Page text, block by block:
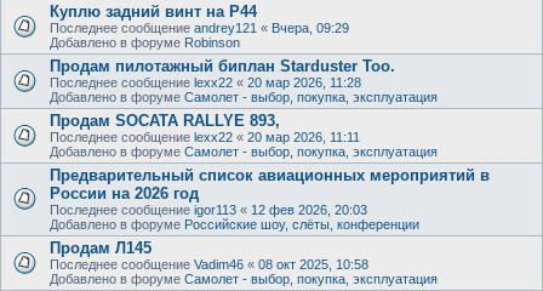
Куплю задний винт на Р44
Последнее сообщение andrey121 « Вчера, 09:29
Добавлено в форуме Robinson
Продам пилотажный биплан Starduster Too.
Последнее сообщение lexx22 « 20 мар 2026, 11:28
Добавлено в форуме Самолет - выбор, покупка, эксплуатация
Продам SOCATA RALLYE 893,
Последнее сообщение lexx22 « 20 мар 2026, 11:11
Добавлено в форуме Самолет - выбор, покупка, эксплуатация
Предварительный список авиационных мероприятий в
России на 2026 год
Последнее сообщение igor113 « 12 фев 2026, 20:03
Добавлено в форуме Российские шоу, слёты, конференции
Продам Л145
Последнее сообщение Vadim46 « 08 окт 2025, 10:58
Добавлено в форуме Самолет - выбор, покупка, эксплуатация